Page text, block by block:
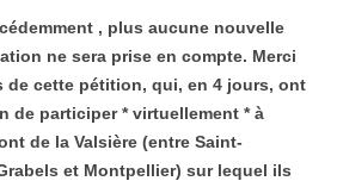
, plus aucune nouvelle
ne sera prise en compte. Merci
de cette pétition, qui, en 4 jours, ont
de participer * virtuellement * à
de la Valsière (entre Saint-
et Montpellier) sur lequel ils